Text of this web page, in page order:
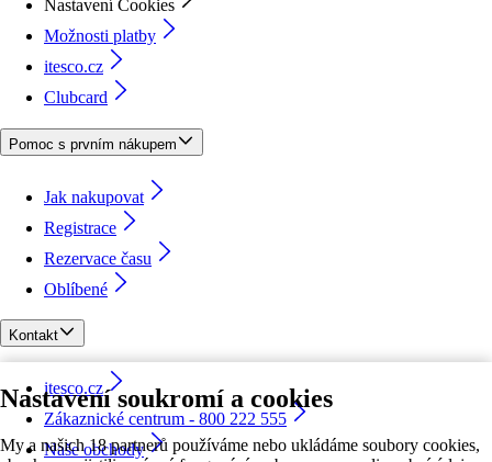
Nastavení soukromí a cookies
My a našich 18 partnerů používáme nebo ukládáme soubory cookies,
Nastavení Cookies
Možnosti platby
itesco.cz
Clubcard
Pomoc s prvním nákupem
Jak nakupovat
Registrace
Rezervace času
Oblíbené
Kontakt
itesco.cz
Zákaznické centrum - 800 222 555
Naše obchody